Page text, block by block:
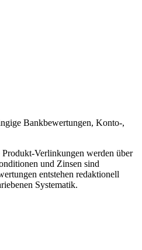
Bankbewertungen, Konto-,
Verlinkungen werden über
und Zinsen sind
entstehen redaktionell
Systematik.